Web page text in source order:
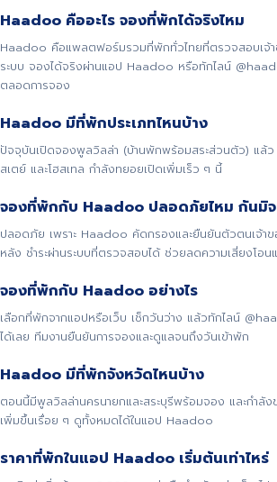
Haadoo คืออะไร จองที่พักได้จริงไหม
Haadoo คือแพลตฟอร์มรวมที่พักทั่วไทยที่ตรวจสอบเจ้
ระบบ จองได้จริงผ่านแอป Haadoo หรือทักไลน์
ตลอดการจอง
Haadoo มีที่พักประเภทไหนบ้าง
ปัจจุบันเปิดจองพูลวิลล่า (บ้านพักพร้อมสระส่วนตัว) แล้
สเตย์ และโฮสเทล กำลังทยอยเปิดเพิ่มเร็ว ๆ นี้
จองที่พักกับ Haadoo ปลอดภัยไหม กันมิจ
ปลอดภัย เพราะ Haadoo คัดกรองและยืนยันตัวตนเจ้า
หลัง ชำระผ่านระบบที่ตรวจสอบได้ ช่วยลดความเสี่ยงโอน
จองที่พักกับ Haadoo อย่างไร
เลือกที่พักจากแอปหรือเว็บ เช็กวันว่าง แล้วทักไลน์
ได้เลย ทีมงานยืนยันการจองและดูแลจนถึงวันเข้าพัก
Haadoo มีที่พักจังหวัดไหนบ้าง
ตอนนี้มีพูลวิลล่านครนายกและสระบุรีพร้อมจอง และกำลั
เพิ่มขึ้นเรื่อย ๆ ดูทั้งหมดได้ในแอป Haadoo
ราคาที่พักในแอป Haadoo เริ่มต้นเท่าไหร่